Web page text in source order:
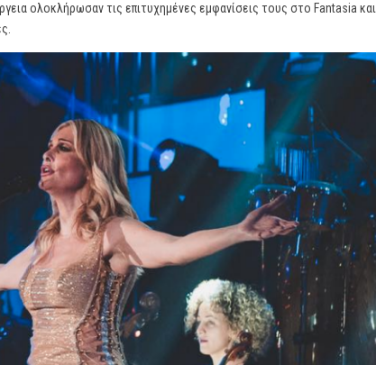
ολοκλήρωσαν τις επιτυχημένες εμφανίσεις τους στο Fantasia και